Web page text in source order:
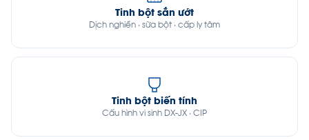
Tinh bột sắn ướt
Dịch nghiền · sữa bột · cấp ly tâm
Tinh bột biến tính
Cấu hình vi sinh DX-JX · CIP